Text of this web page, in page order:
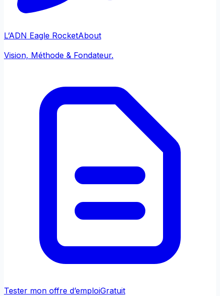
L’ADN Eagle RocketAbout
Vision, Méthode & Fondateur.
Tester mon offre d’emploiGratuit